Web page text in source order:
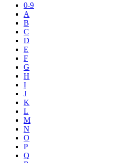
0-9
A
B
C
D
E
F
G
H
I
J
K
L
M
N
O
P
Q